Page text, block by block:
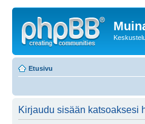
Etusivu
Kirjaudu sisään katsoaksesi